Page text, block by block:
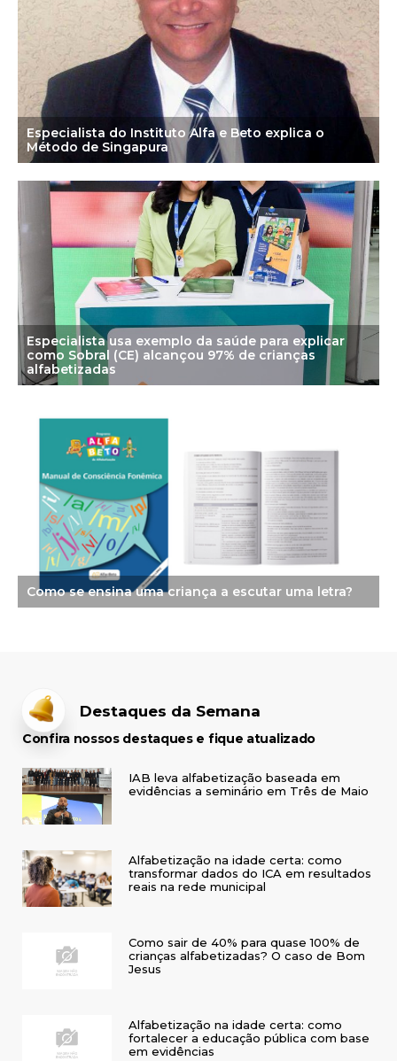
Especialista do Instituto Alfa e Beto explica o
Método de Singapura
Especialista usa exemplo da saúde para explicar
como Sobral (CE) alcançou 97% de crianças
alfabetizadas
Como se ensina uma criança a escutar uma letra?
Destaques da Semana
Confira nossos destaques e fique atualizado
IAB leva alfabetização baseada em
evidências a seminário em Três de Maio
Alfabetização na idade certa: como
transformar dados do ICA em resultados
reais na rede municipal
Como sair de 40% para quase 100% de
crianças alfabetizadas? O caso de Bom
Jesus
Alfabetização na idade certa: como
fortalecer a educação pública com base
em evidências